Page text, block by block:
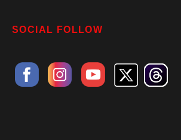
SOCIAL FOLLOW